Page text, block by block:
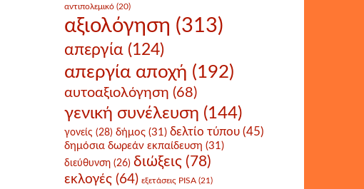
αντιπολεμικό (20)
αξιολόγηση (313)
απεργία (124)
απεργία αποχή (192)
αυτοαξιολόγηση (68)
γενική συνέλευση (144)
γονείς (28) δήμος (31) δελτίο τύπου (45)
δημόσια δωρεάν εκπαίδευση (31)
διεύθυνση (26) διώξεις (78)
εκλογές (64) εξετάσεις PISA (21)